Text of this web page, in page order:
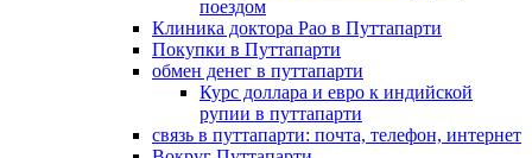
поездом
Клиника доктора Рао в Путтапарти
Покупки в Путтапарти
обмен денег в путтапарти
Курс доллара и евро к индийской
рупии в путтапарти
связь в путтапарти: почта, телефон, интернет